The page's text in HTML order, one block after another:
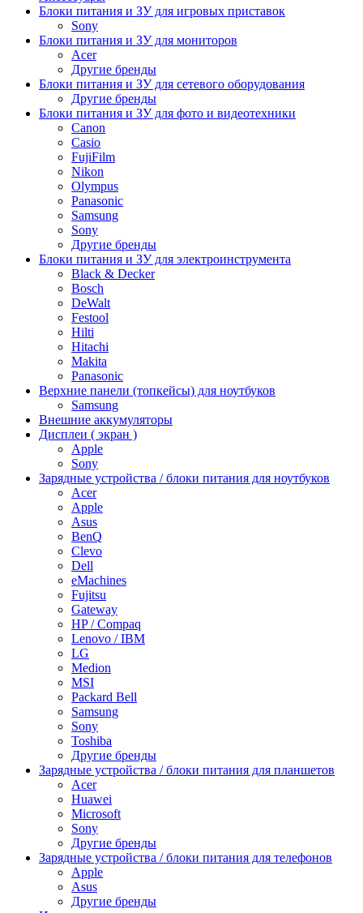
Блоки питания и ЗУ для игровых приставок
Sony
Блоки питания и ЗУ для мониторов
Acer
Другие бренды
Блоки питания и ЗУ для сетевого оборудования
Другие бренды
Блоки питания и ЗУ для фото и видеотехники
Canon
Casio
FujiFilm
Nikon
Olympus
Panasonic
Samsung
Sony
Другие бренды
Блоки питания и ЗУ для электроинструмента
Black & Decker
Bosch
DeWalt
Festool
Hilti
Hitachi
Makita
Panasonic
Верхние панели (топкейсы) для ноутбуков
Samsung
Внешние аккумуляторы
Дисплеи ( экран )
Apple
Sony
Зарядные устройства / блоки питания для ноутбуков
Acer
Apple
Asus
BenQ
Clevo
Dell
eMachines
Fujitsu
Gateway
HP / Compaq
Lenovo / IBM
LG
Medion
MSI
Packard Bell
Samsung
Sony
Toshiba
Другие бренды
Зарядные устройства / блоки питания для планшетов
Acer
Huawei
Microsoft
Sony
Другие бренды
Зарядные устройства / блоки питания для телефонов
Apple
Asus
Другие бренды